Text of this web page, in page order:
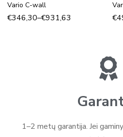
Vario C-wall
€346,30–€931,63 €
1–2 metų garantija. Jei